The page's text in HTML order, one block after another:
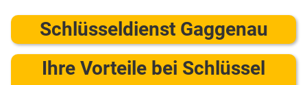
Schlüsseldienst Gaggenau
Ihre Vorteile bei Schlüssel